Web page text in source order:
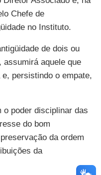
Chefe de
no Instituto.
de dois ou
assumirá aquele que
persistindo o empate,
o poder disciplinar das
do bom
da ordem
da